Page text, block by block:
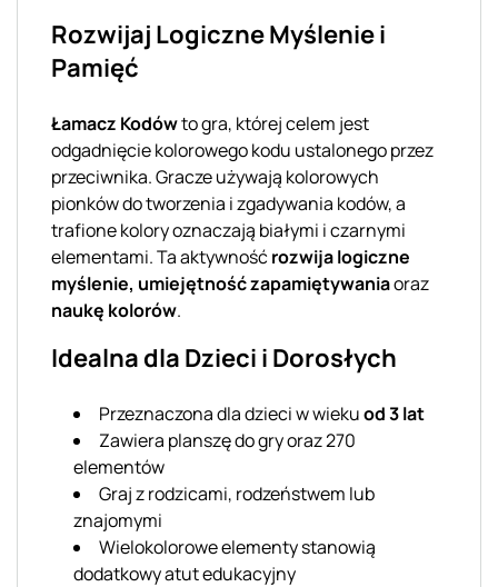
Rozwijaj Logiczne Myślenie i
Pamięć
Łamacz Kodówto gra, której celem jest
odgadnięcie kolorowego kodu ustalonego przez
przeciwnika. Gracze używają kolorowych
pionków do tworzenia i zgadywania kodów, a
trafione kolory oznaczają białymi i czarnymi
elementami. Ta aktywnośćrozwija logiczne
myślenie, umiejętność zapamiętywaniaoraz
naukę kolorów.
Idealna dla Dzieci i Dorosłych
Przeznaczona dla dzieci w wiekuod 3 lat
Zawiera planszę do gry oraz 270
elementów
Graj z rodzicami, rodzeństwem lub
znajomymi
Wielokolorowe elementy stanowią
dodatkowy atut edukacyjny